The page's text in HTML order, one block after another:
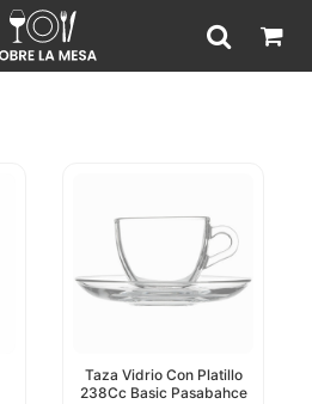
Taza Vidrio Con Platillo
238Cc Basic Pasabahce